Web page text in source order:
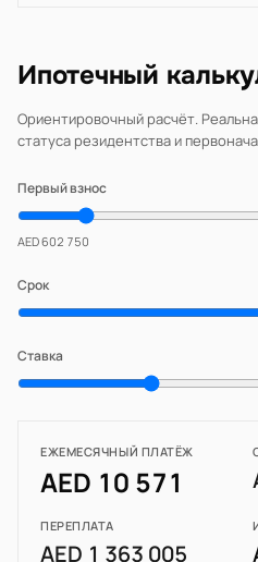
Ипотечный
Ориентировочный расчёт.
статуса резидентства и
Первый взнос
AED 602 750
Срок
Ставка
ЕЖЕМЕСЯЧНЫЙ ПЛАТЁЖ
AED 10 571
ПЕРЕПЛАТА
AED 1 363 005